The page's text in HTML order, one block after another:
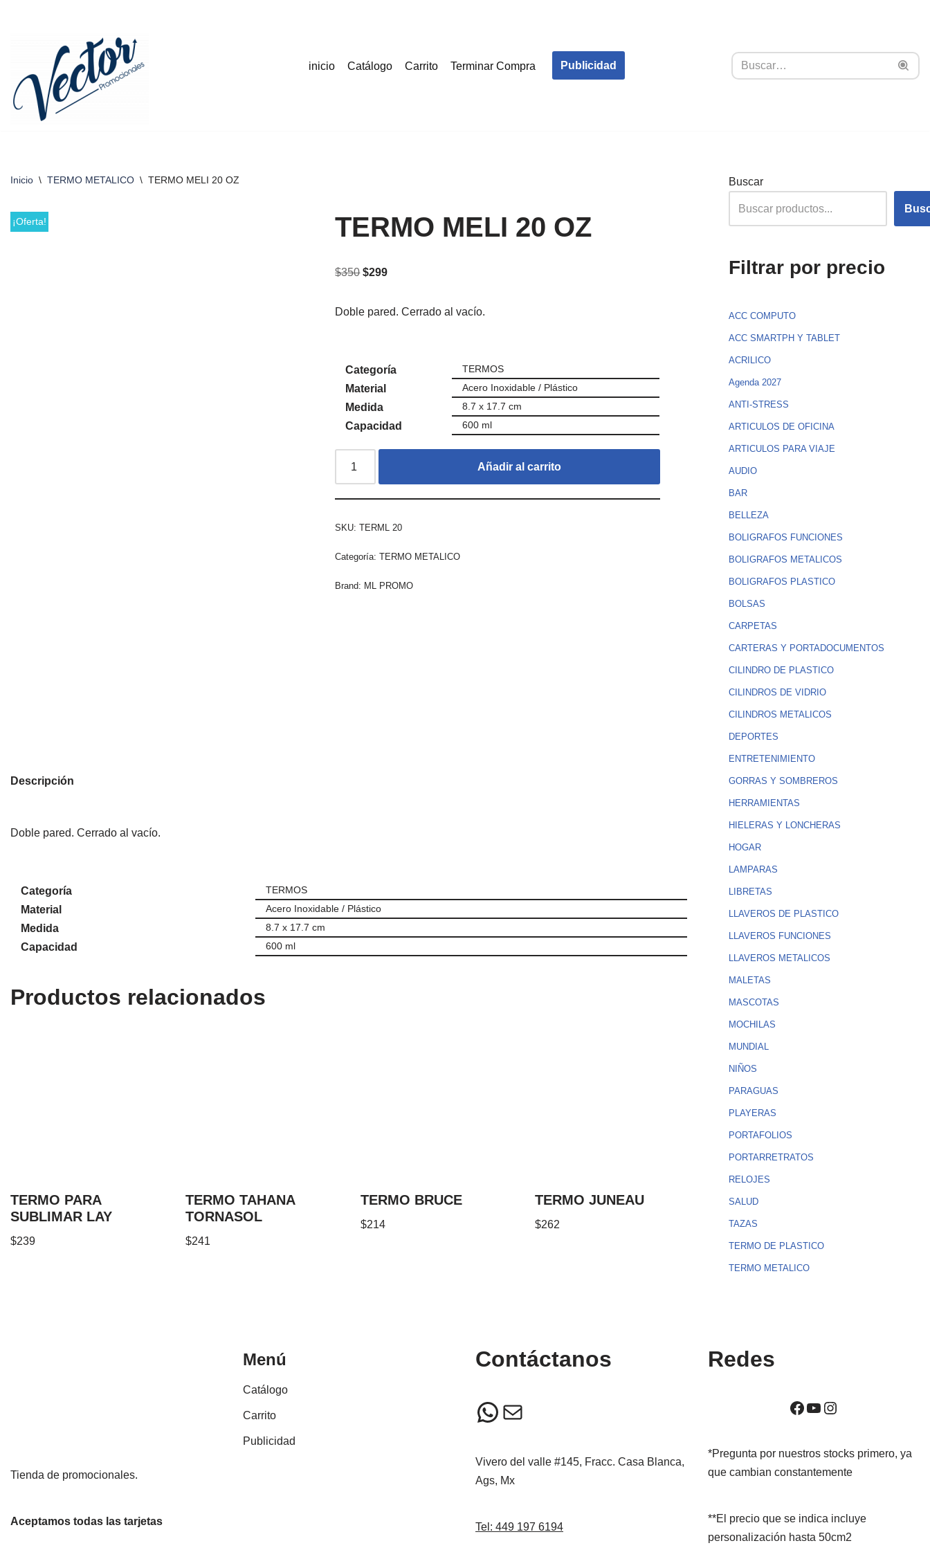
contenido
inicio Catálogo Carrito Terminar Compra Publicidad
Inicio \ TERMO METALICO \ TERMO MELI 20 OZ
¡Oferta! TERMO MELI 20 OZ
$350 $299
Doble pared. Cerrado al vacío.
Categoría TERMOS
Material Acero Inoxidable / Plástico
Medida 8.7 x 17.7 cm
Capacidad 600 ml
Añadir al carrito
SKU:TERML 20
Categoría:TERMO METALICO
Brand: ML PROMO
Descripción
Doble pared. Cerrado al vacío.
Categoría TERMOS
Material Acero Inoxidable / Plástico
Medida 8.7 x 17.7 cm
Capacidad 600 ml
Productos relacionados
TERMO PARA
SUBLIMAR LAY
$239
TERMO TAHANA
TORNASOL
$241
TERMO BRUCE
$214
TERMO JUNEAU
$262
Buscar
Filtrar por precio
ACC COMPUTO
ACC SMARTPH Y TABLET
ACRILICO
Agenda 2027
ANTI-STRESS
ARTICULOS DE OFICINA
ARTICULOS PARA VIAJE
AUDIO
BAR
BELLEZA
BOLIGRAFOS FUNCIONES
BOLIGRAFOS METALICOS
BOLIGRAFOS PLASTICO
BOLSAS
CARPETAS
CARTERAS Y PORTADOCUMENTOS
CILINDRO DE PLASTICO
CILINDROS DE VIDRIO
CILINDROS METALICOS
DEPORTES
ENTRETENIMIENTO
GORRAS Y SOMBREROS
HERRAMIENTAS
HIELERAS Y LONCHERAS
HOGAR
LAMPARAS
LIBRETAS
LLAVEROS DE PLASTICO
LLAVEROS FUNCIONES
LLAVEROS METALICOS
MALETAS
MASCOTAS
MOCHILAS
MUNDIAL
NIÑOS
PARAGUAS
PLAYERAS
PORTAFOLIOS
PORTARRETRATOS
RELOJES
SALUD
TAZAS
TERMO DE PLASTICO
TERMO METALICO
Tienda de promocionales.
Aceptamos todas las tarjetas
Menú
Catálogo
Carrito
Publicidad
Contáctanos
Vivero del valle #145, Fracc. Casa Blanca,
Ags, Mx
Tel: 449 197 6194
Redes
*Pregunta por nuestros stocks primero, ya
que cambian constantemente
**El precio que se indica incluye
personalización hasta 50cm2